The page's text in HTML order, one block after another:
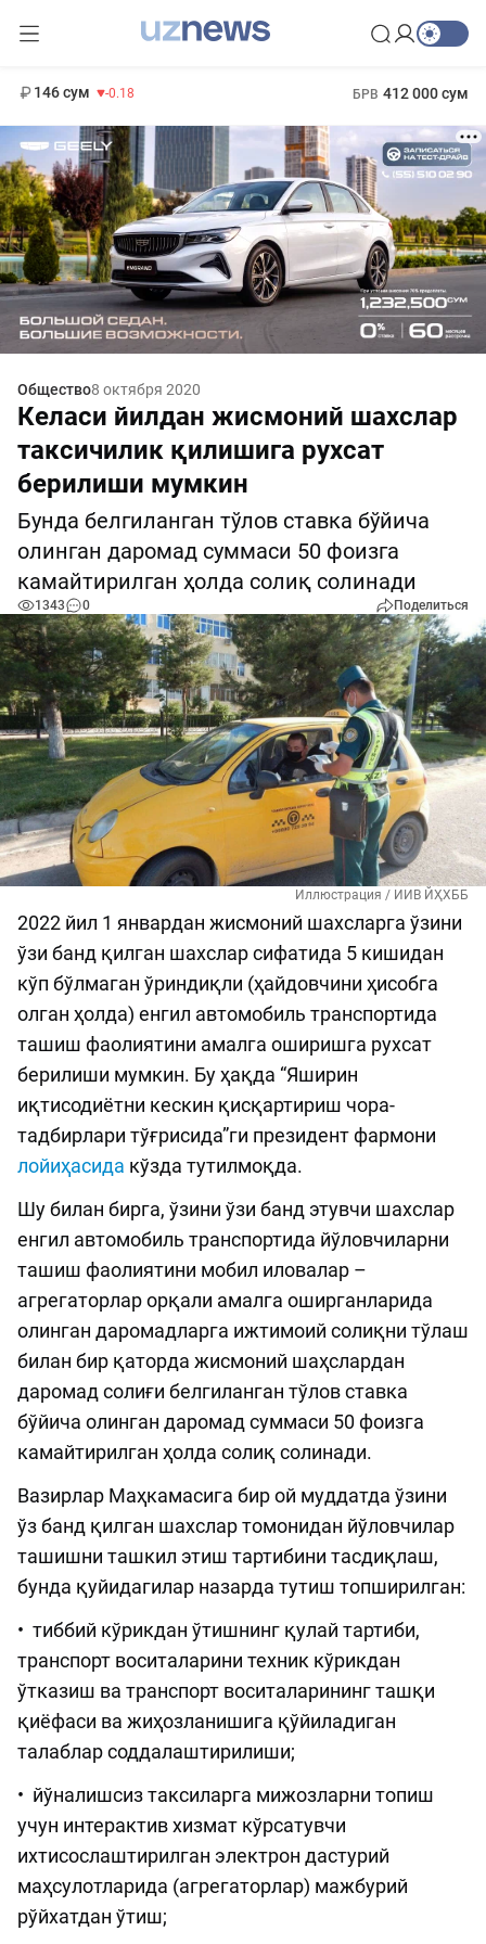
146 сум -0.18 БРВ 412 000 сум
Общество8 октября 2020
Келаси йилдан жисмоний шахслар
таксичилик қилишига рухсат
берилиши мумкин
Бунда белгиланган тўлов ставка бўйича
олинган даромад суммаси 50 фоизга
камайтирилган ҳолда солиқ солинади
1343 0 Поделиться
Иллюстрация / ИИВ ЙҲХББ
2022 йил 1 январдан жисмоний шахсларга ўзини
ўзи банд қилган шахслар сифатида 5 кишидан
кўп бўлмаган ўриндиқли (ҳайдовчини ҳисобга
олган ҳолда) енгил автомобиль транспортида
ташиш фаолиятини амалга оширишга рухсат
берилиши мумкин. Бу ҳақда “Яширин
иқтисодиётни кескин қисқартириш чора-
тадбирлари тўғрисида”ги президент фармони
лойиҳасида кўзда тутилмоқда.
Шу билан бирга, ўзини ўзи банд этувчи шахслар
енгил автомобиль транспортида йўловчиларни
ташиш фаолиятини мобил иловалар –
агрегаторлар орқали амалга оширганларида
олинган даромадларга ижтимоий солиқни тўлаш
билан бир қаторда жисмоний шаҳслардан
даромад солиғи белгиланган тўлов ставка
бўйича олинган даромад суммаси 50 фоизга
камайтирилган ҳолда солиқ солинади.
Вазирлар Маҳкамасига бир ой муддатда ўзини
ўз банд қилган шахслар томонидан йўловчилар
ташишни ташкил этиш тартибини тасдиқлаш,
бунда қуйидагилар назарда тутиш топширилган:
• тиббий кўрикдан ўтишнинг қулай тартиби,
транспорт воситаларини техник кўрикдан
ўтказиш ва транспорт воситаларининг ташқи
қиёфаси ва жиҳозланишига қўйиладиган
талаблар соддалаштирилиши;
• йўналишсиз таксиларга мижозларни топиш
учун интерактив хизмат кўрсатувчи
ихтисослаштирилган электрон дастурий
маҳсулотларида (агрегаторлар) мажбурий
рўйхатдан ўтиш;